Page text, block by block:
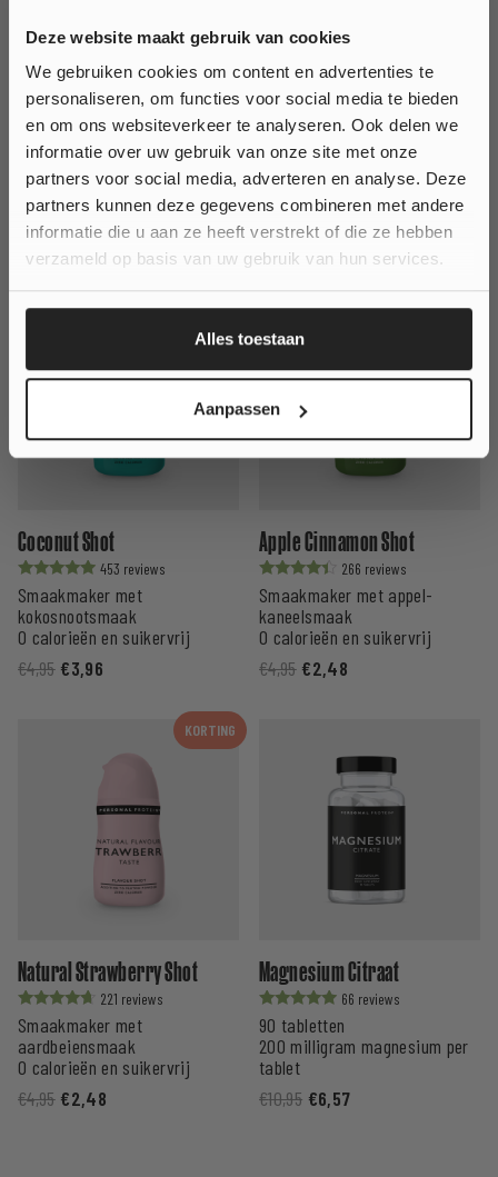
Deze website maakt gebruik van cookies
We gebruiken cookies om content en advertenties te
personaliseren, om functies voor social media te bieden
en om ons websiteverkeer te analyseren. Ook delen we
informatie over uw gebruik van onze site met onze
partners voor social media, adverteren en analyse. Deze
partners kunnen deze gegevens combineren met andere
informatie die u aan ze heeft verstrekt of die ze hebben
verzameld op basis van uw gebruik van hun services.
Alles toestaan
Aanpassen
ANDEREN KOCHTEN OOK
Coconut Shot
Waardering
uit 5
453
Smaakmaker met
kokosnootsmaak
0 calorieën en suikervrij
€4,95 €3,96
Apple Cinnamon Shot
Waardering
uit 5
266
Smaakmaker met appel-
kaneelsmaak
0 calorieën en suikervrij
€4,95 €2,48
KORTING
Natural Strawberry Shot
Waardering
uit 5
221
Smaakmaker met
aardbeiensmaak
0 calorieën en suikervrij
€4,95 €2,48
Magnesium Citraat
Waardering
uit 5
66
90 tabletten
200 milligram magnesium per
tablet
€10,95 €6,57
Wil je 10% korting
op jouw bestelling?
Ja, klinkt goed!
Nee, ik wil geen korting...